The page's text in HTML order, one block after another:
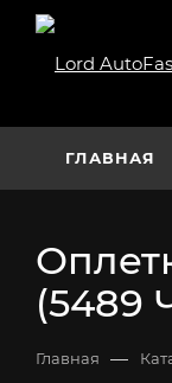
ГЛАВНАЯ
(5489
Главная —